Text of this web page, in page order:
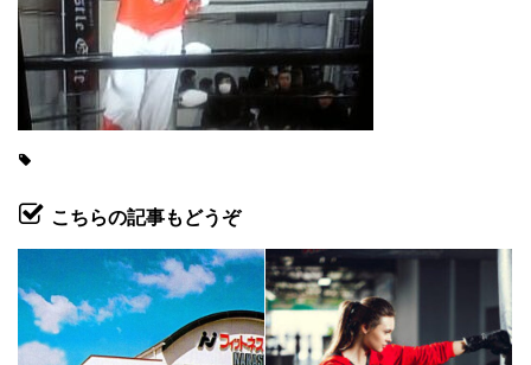
こちらの記事もどうぞ